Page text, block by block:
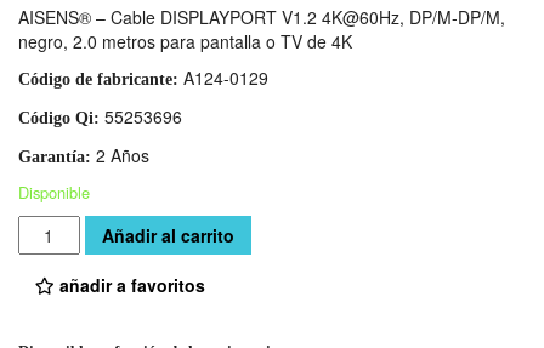
AISENS® – Cable DISPLAYPORT V1.2 4K@60Hz, DP/M-DP/M,
negro, 2.0 metros para pantalla o TV de 4K
Código de fabricante: A124-0129
Código Qi: 55253696
Garantía: 2 Años
Disponible
Cantidad Añadir al carrito
añadir a favoritos